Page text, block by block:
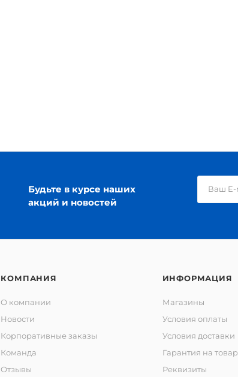
Будьте в курсе наших
акций и новостей
КОМПАНИЯ
О компании
Новости
Корпоративные заказы
Команда
Отзывы
ИНФОРМАЦИЯ
Магазины
Условия оплаты
Условия доставки
Гарантия на товар
Реквизиты